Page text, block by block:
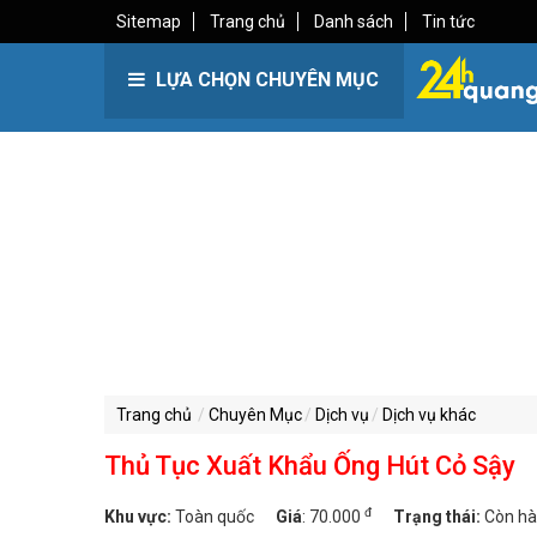
Sitemap Trang chủ Danh sách Tin tức
LỰA CHỌN CHUYÊN MỤC
Trang chủ Chuyên Mục Dịch vụ Dịch vụ khác
Thủ Tục Xuất Khẩu Ống Hút Cỏ Sậy
Khu vực: Toàn quốc Giá: 70.000 đ Trạng thái: Còn